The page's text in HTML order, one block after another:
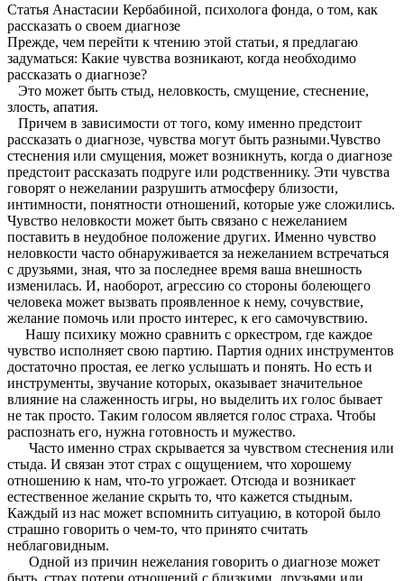
Статья Анастасии Кербабиной, психолога фонда, о том, как
рассказать о своем диагнозе
Прежде, чем перейти к чтению этой статьи, я предлагаю
задуматься: Какие чувства возникают, когда необходимо
рассказать о диагнозе?
Это может быть стыд, неловкость, смущение, стеснение,
злость, апатия.
Причем в зависимости от того, кому именно предстоит
рассказать о диагнозе, чувства могут быть разными.Чувство
стеснения или смущения, может возникнуть, когда о диагнозе
предстоит рассказать подруге или родственнику. Эти чувства
говорят о нежелании разрушить атмосферу близости,
интимности, понятности отношений, которые уже сложились.
Чувство неловкости может быть связано с нежеланием
поставить в неудобное положение других. Именно чувство
неловкости часто обнаруживается за нежеланием встречаться
с друзьями, зная, что за последнее время ваша внешность
изменилась. И, наоборот, агрессию со стороны болеющего
человека может вызвать проявленное к нему, сочувствие,
желание помочь или просто интерес, к его самочувствию.
Нашу психику можно сравнить с оркестром, где каждое
чувство исполняет свою партию. Партия одних инструментов
достаточно простая, ее легко услышать и понять. Но есть и
инструменты, звучание которых, оказывает значительное
влияние на слаженность игры, но выделить их голос бывает
не так просто. Таким голосом является голос страха. Чтобы
распознать его, нужна готовность и мужество.
Часто именно страх скрывается за чувством стеснения или
стыда. И связан этот страх с ощущением, что хорошему
отношению к нам, что-то угрожает. Отсюда и возникает
естественное желание скрыть то, что кажется стыдным.
Каждый из нас может вспомнить ситуацию, в которой было
страшно говорить о чем-то, что принято считать
неблаговидным.
Одной из причин нежелания говорить о диагнозе может
быть, страх потери отношений с близкими, друзьями или